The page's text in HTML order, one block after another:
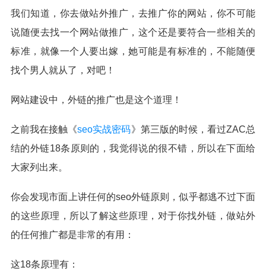
我们知道，你去做站外推广，去推广你的网站，你不可能
说随便去找一个网站做推广，这个还是要符合一些相关的
标准，就像一个人要出嫁，她可能是有标准的，不能随便
找个男人就从了，对吧！
网站建设中，外链的推广也是这个道理！
之前我在接触《seo实战密码》第三版的时候，看过ZAC总
结的外链18条原则的，我觉得说的很不错，所以在下面给
大家列出来。
你会发现市面上讲任何的seo外链原则，似乎都逃不过下面
的这些原理，所以了解这些原理，对于你找外链，做站外
的任何推广都是非常的有用：
这18条原理有：